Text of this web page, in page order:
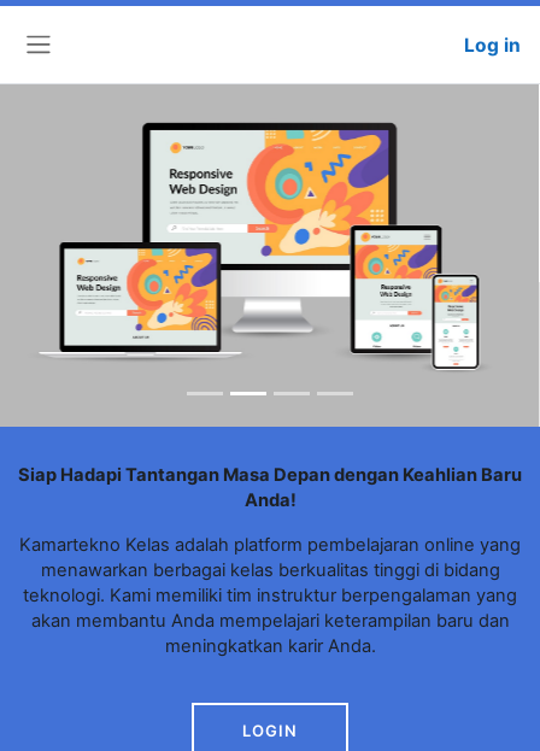
Log in
Siap Hadapi Tantangan Masa Depan dengan Keahlian Baru
Kamartekno Kelas adalah platform pembelajaran online yang
menawarkan berbagai kelas berkualitas tinggi di bidang
akan membantu Anda mempelajari keterampilan baru dan
meningkatkan karir Anda.
LOGIN